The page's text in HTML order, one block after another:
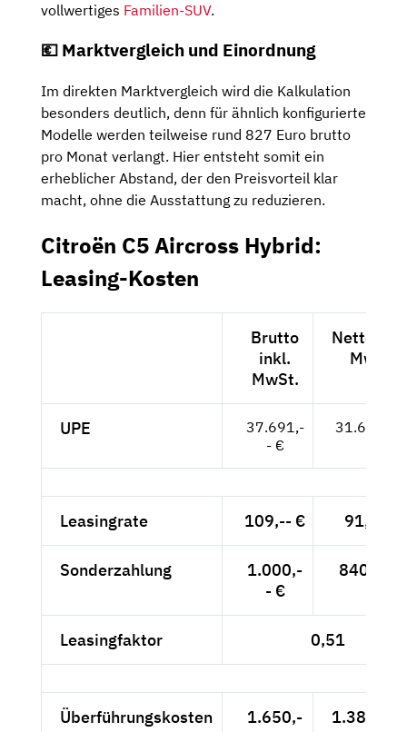
vollwertiges Familien-SUV.
💶 Marktvergleich und Einordnung
Im direkten Marktvergleich wird die Kalkulation
besonders deutlich, denn für ähnlich konfigurierte
Modelle werden teilweise rund 827 Euro brutto
pro Monat verlangt. Hier entsteht somit ein
erheblicher Abstand, der den Preisvorteil klar
macht, ohne die Ausstattung zu reduzieren.
Citroën C5 Aircross Hybrid:
Leasing-Kosten
Brutto
inkl.
MwSt.
Netto
MwSt.
UPE
37.691,-
- €
31.673,--
Leasingrate 109,-- € 91,60 €
Sonderzahlung
1.000,-
- €
840,34 €
Leasingfaktor 0,51
Überführungskosten
1.650,-
1.386,55